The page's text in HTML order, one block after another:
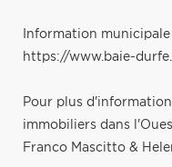
Information
https://www.baie-
Pour plus
immobiliers dans
Franco Mascitto &